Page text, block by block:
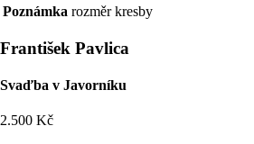
Poznámka rozměr kresby
František Pavlica
Svaďba v Javorníku
2.500 Kč